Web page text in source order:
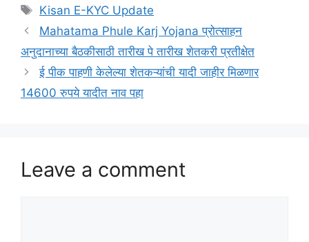
Tags
Kisan E-KYC Update
Mahatama Phule Karj Yojana प्रोत्साहन
अनुदानाच्या बैठकीसाठी तारीख पे तारीख शेतकरी प्रतीक्षेत
ई पीक पाहणी केलेल्या शेतकऱ्यांची यादी जाहीर मिळणार
14600 रुपये यादीत नाव पहा
Leave a comment